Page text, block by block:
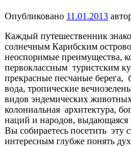
Опубликовано 11.01.2013
Каждый путешественник
солнечным Карибским
неоспоримые преимущества,
первоклассным туристским
прекрасные песчаные берега,
вода, тропические
видов эндемических
колониальная архитектура,
наций и народов, выдающаяся
Вы собираетесь посетить эту
интересным глубже понять